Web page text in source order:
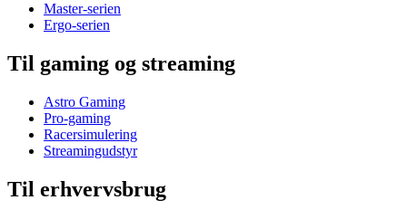
Master-serien
Ergo-serien
Til gaming og streaming
Astro Gaming
Pro-gaming
Racersimulering
Streamingudstyr
Til erhvervsbrug